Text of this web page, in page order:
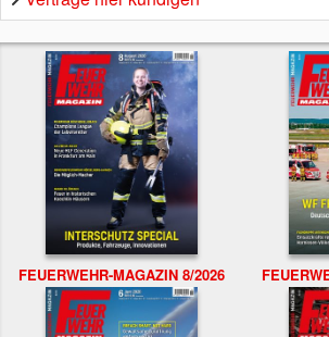
FEUERWEHR-MAGAZIN 8/2026